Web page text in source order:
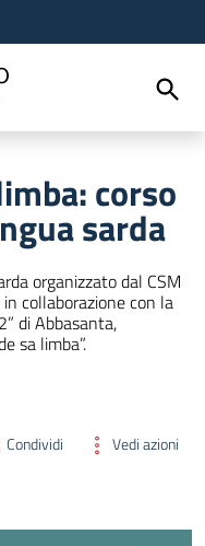
corso
sarda
organizzato dal CSM
collaborazione con la
di Abbasanta,
sa limba”.
Condividi Vedi azioni